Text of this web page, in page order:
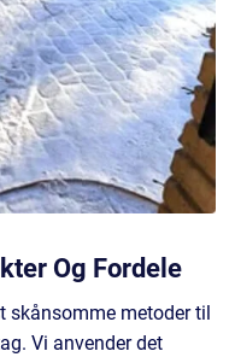
Og Fordele
skånsomme metoder til
Vi anvender det